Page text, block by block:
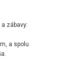
zábavy:
a spolu